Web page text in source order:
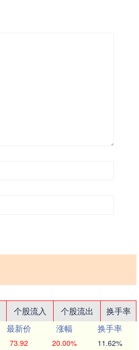
个股流入 个股流出
换手率
最新价 涨幅
换手率
73.92 20.00% 11.62%